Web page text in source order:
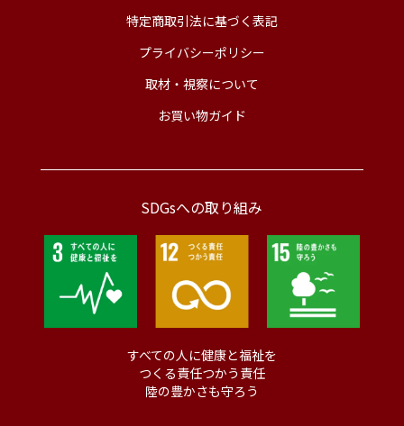
特定商取引法に基づく表記
プライバシーポリシー
取材・視察について
お買い物ガイド
SDGsへの取り組み
すべての人に健康と福祉を
つくる責任つかう責任
陸の豊かさも守ろう